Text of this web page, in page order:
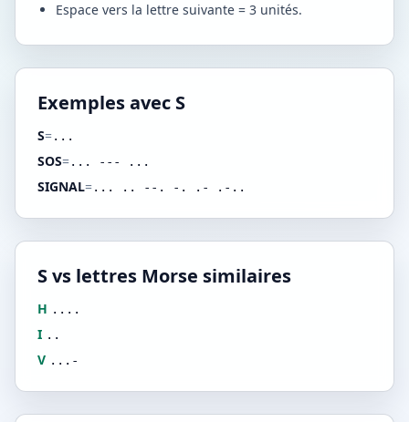
Espace vers la lettre suivante = 3 unités.
Exemples avec S
S=...
SOS=... --- ...
SIGNAL=... .. --. -. .- .-..
S vs lettres Morse similaires
H ....
I ..
V ...-